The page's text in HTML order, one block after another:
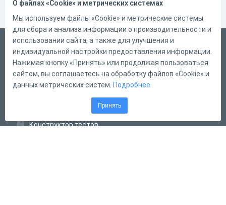
Русский
Справка
Форма обратной связи
Конструктор тестов
О файлах «Cookie» и метрических системах
Мы используем файлы «Cookie» и метрические системы
для сбора и анализа информации о производительности и
использовании сайта, а также для улучшения и
индивидуальной настройки предоставления информации.
Нажимая кнопку «Принять» или продолжая пользоваться
сайтом, вы соглашаетесь на обработку файлов «Cookie» и
данных метрических систем. Подробнее
Принять